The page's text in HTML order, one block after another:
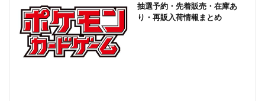
抽選予約・先着販売・在庫あ
り・再販入荷情報まとめ